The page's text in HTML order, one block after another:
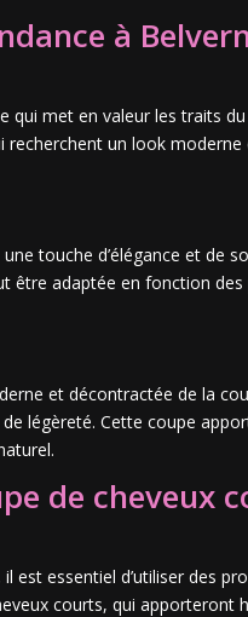
à
met en valeur les traits
un look
touche d’élégance et
être adaptée en fonction
et décontractée de la
légèreté. Cette coupe
de cheveux
essentiel d’utiliser des
courts, qui apporteront